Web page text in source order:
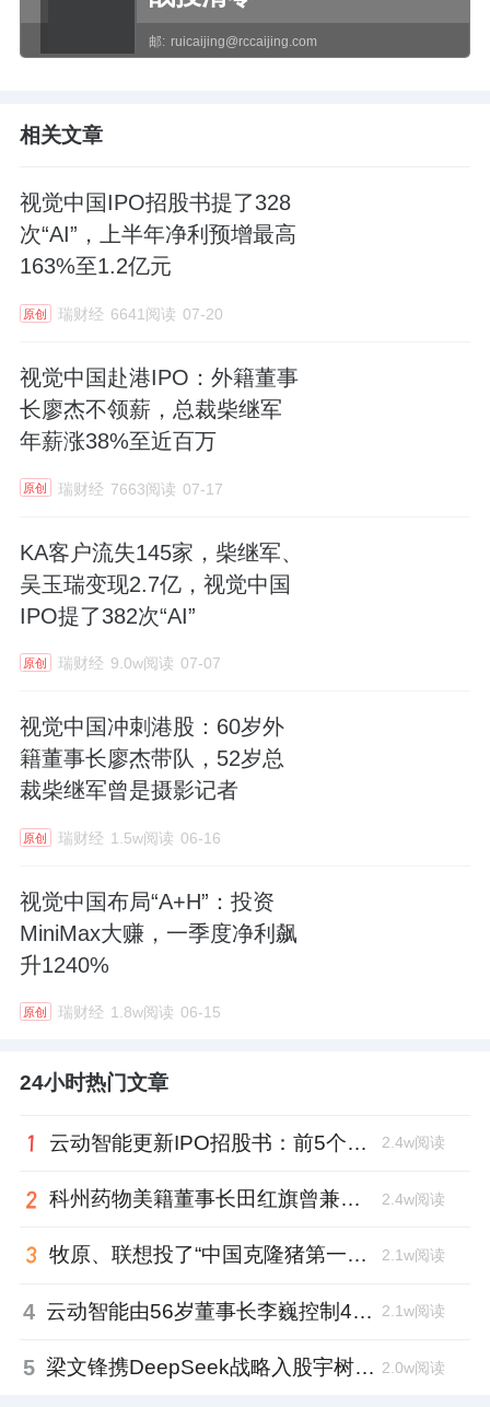
邮: ruicaijing@rccaijing.com
相关文章
视觉中国IPO招股书提了328
次“AI”，上半年净利预增最高
163%至1.2亿元
原创 瑞财经 6641阅读 07-20
视觉中国赴港IPO：外籍董事
长廖杰不领薪，总裁柴继军
年薪涨38%至近百万
原创 瑞财经 7663阅读 07-17
KA客户流失145家，柴继军、
吴玉瑞变现2.7亿，视觉中国
IPO提了382次“AI”
原创 瑞财经 9.0w阅读 07-07
视觉中国冲刺港股：60岁外
籍董事长廖杰带队，52岁总
裁柴继军曾是摄影记者
原创 瑞财经 1.5w阅读 06-16
视觉中国布局“A+H”：投资
MiniMax大赚，一季度净利飙
升1240%
原创 瑞财经 1.8w阅读 06-15
24小时热门文章
云动智能更新IPO招股书：前5个月扭亏为盈，董事长李巍去年降薪近两成 2.4w阅读
科州药物美籍董事长田红旗曾兼职放射所，被问询核心技术是否清晰 2.4w阅读
牧原、联想投了“中国克隆猪第一人”，中科奥格完成超2亿元A3轮融资 2.1w阅读
4 云动智能由56岁董事长李巍控制48%投票权，曾任国家级创新中心首席科学家 2.1w阅读
5 梁文锋携DeepSeek战略入股宇树科技，斥资1.4亿锁定3年 2.0w阅读